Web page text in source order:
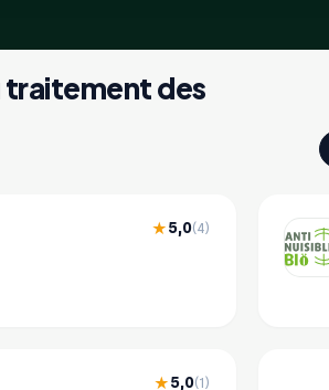
traitement des
★5,0(4)
★5,0(1)